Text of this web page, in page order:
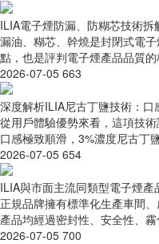
ILIA電子煙防漏、防糊芯技術
漏油、糊芯、幹燒是封閉式電
點，也是評判電子煙產品品質
2026-07-05 663
深度解析ILIA尼古丁鹽技術：口
從用戶體驗優勢來看，這項技
口感極致順滑，3%濃度尼古丁
2026-07-05 654
ILIA與市面主流同類型電子煙
正規品牌擁有標準化生產車間
產品均經過密封性、安全性、
2026-07-05 700